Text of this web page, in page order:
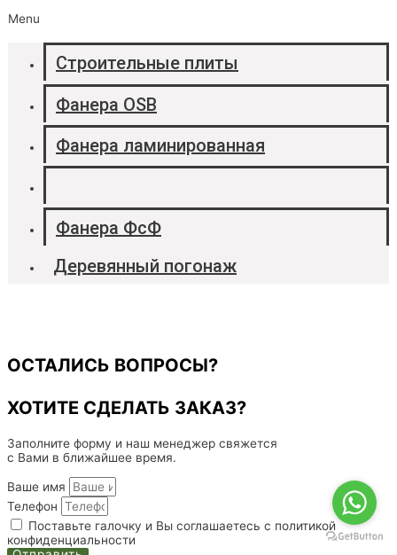
Menu
Строительные плиты
Фанера OSB
Фанера ламинированная
Фанера ФсФ
Деревянный погонаж
ОСТАЛИСЬ ВОПРОСЫ?
ХОТИТЕ СДЕЛАТЬ ЗАКАЗ?
Заполните форму и наш менеджер свяжется
с Вами в ближайшее время.
Ваше имя
Телефон
Поставьте галочку и Вы соглашаетесь с политикой
конфиденциальности